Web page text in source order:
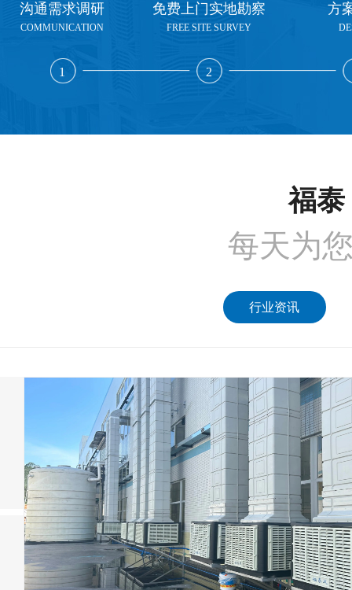
沟通需求调研
COMMUNICATION
1
免费上门实地勘察
FREE SITE SURVEY
2
方
福泰
每天为
行业资讯